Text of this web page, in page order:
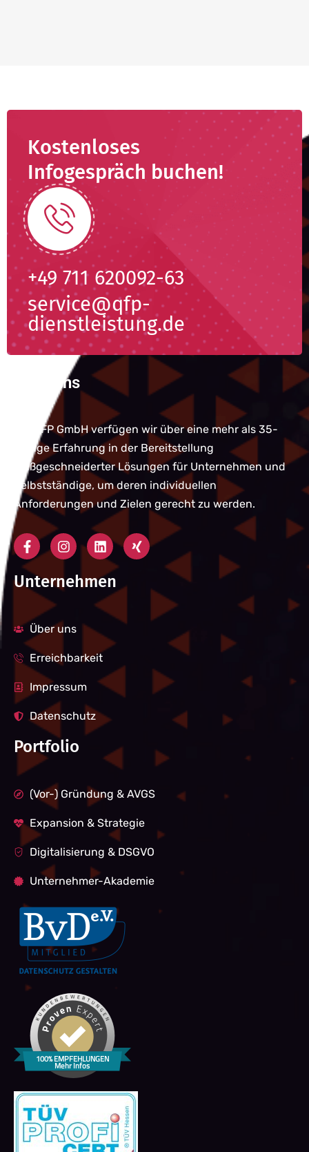
Kostenloses
Infogespräch buchen!
+49 711 620092-63
service@qfp-
dienstleistung.de
Über uns
Bei QFP GmbH verfügen wir über eine mehr als 35-
jährige Erfahrung in der Bereitstellung
maßgeschneiderter Lösungen für Unternehmen und
Selbstständige, um deren individuellen
Anforderungen und Zielen gerecht zu werden.
Unternehmen
Über uns
Erreichbarkeit
Impressum
Datenschutz
Portfolio
(Vor-) Gründung & AVGS
Expansion & Strategie
Digitalisierung & DSGVO
Unternehmer-Akademie
100% EMPFEHLUNGEN
Mehr Infos